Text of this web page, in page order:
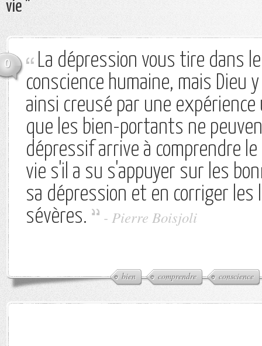
vie "
0
La dépression vous tire dans
conscience humaine, mais Dieu
ainsi creusé par une
que les bien-portants ne
dépressif arrive à comprendre
vie s'il a su s'appuyer sur les
sa dépression et en corriger les
sévères.
- Pierre Boisjoli
bien comprendre conscience